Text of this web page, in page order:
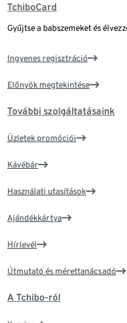
TchiboCard
Gyűjtse a babszemeket és
Ingyenes regisztráció
Előnyök megtekintése
További szolgáltatásaink
Üzletek promóciói
Kávébár
Használati utasítások
Ajándékkártya
Hírlevél
Útmutató és mérettanácsadó
A Tchibo-ról